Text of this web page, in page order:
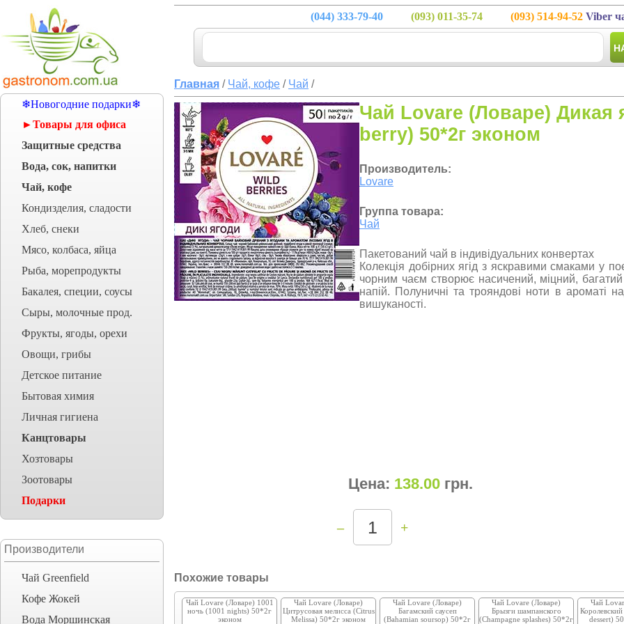
❄Новогодние подарки❄
►Товары для офиса
Защитные средства
Вода, сок, напитки
Чай, кофе
Кондизделия, сладости
Хлеб, снеки
Мясо, колбаса, яйца
Рыба, морепродукты
Бакалея, специи, соусы
Сыры, молочные прод.
Фрукты, ягоды, орехи
Овощи, грибы
Детское питание
Бытовая химия
Личная гигиена
Канцтовары
Хозтовары
Зоотовары
Подарки
Производители
Чай Greenfield
Кофе Жокей
Вода Моршинская
(044) 333-79-40 (093) 011-35-74 (093) 514-94-52 Viber
Главная / Чай, кофе / Чай /
Чай Lovare (Ловаре) Дикая
berry) 50*2г эконом
Производитель:
Lovare
Группа товара:
Чай
Пакетований чай в індивідуальних конвертах
Колекція добірних ягід з яскравими смаками у
чорним чаєм створює насичений, міцний,
напій. Полуничні та трояндові ноти в ароматі
вишуканості.
Цена: 138.00 грн.
– +
Похожие товары
Чай Lovare (Ловаре) 1001
ночь (1001 nights) 50*2г
эконом
Чай Lovare (Ловаре)
Цитрусовая мелисса (Citrus
Melissa) 50*2г эконом
Чай Lovare (Ловаре)
Багамский саусеп
(Bahamian soursop) 50*2г
Чай Lovare (Ловаре)
Брызги шампанского
(Champagne splashes) 50*2г
Чай
dessert)